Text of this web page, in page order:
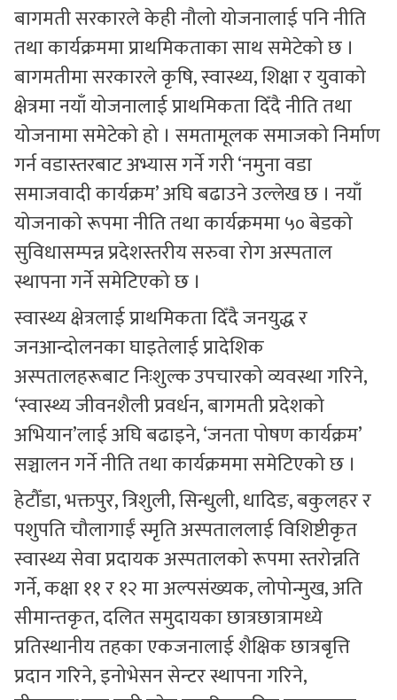
बागमती सरकारले केही नौलो योजनालाई पनि नीति
तथा कार्यक्रममा प्राथमिकताका साथ समेटेको छ ।
बागमतीमा सरकारले कृषि, स्वास्थ्य, शिक्षा र युवाको
क्षेत्रमा नयाँ योजनालाई प्राथमिकता दिँदै नीति तथा
योजनामा समेटेको हो । समतामूलक समाजको निर्माण
गर्न वडास्तरबाट अभ्यास गर्ने गरी ‘नमुना वडा
समाजवादी कार्यक्रम’ अघि बढाउने उल्लेख छ । नयाँ
योजनाको रूपमा नीति तथा कार्यक्रममा ५० बेडको
सुविधासम्पन्न प्रदेशस्तरीय सरुवा रोग अस्पताल
स्थापना गर्ने समेटिएको छ ।
स्वास्थ्य क्षेत्रलाई प्राथमिकता दिँदै जनयुद्ध र
जनआन्दोलनका घाइतेलाई प्रादेशिक
अस्पतालहरूबाट निःशुल्क उपचारको व्यवस्था गरिने,
‘स्वास्थ्य जीवनशैली प्रवर्धन, बागमती प्रदेशको
अभियान’लाई अघि बढाइने, ‘जनता पोषण कार्यक्रम’
सञ्चालन गर्ने नीति तथा कार्यक्रममा समेटिएको छ ।
हेटौँडा, भक्तपुर, त्रिशुली, सिन्धुली, धादिङ, बकुलहर र
पशुपति चौलागाईं स्मृति अस्पताललाई विशिष्टीकृत
स्वास्थ्य सेवा प्रदायक अस्पतालको रूपमा स्तरोन्नति
गर्ने, कक्षा ११ र १२ मा अल्पसंख्यक, लोपोन्मुख, अति
सीमान्तकृत, दलित समुदायका छात्रछात्रामध्ये
प्रतिस्थानीय तहका एकजनालाई शैक्षिक छात्रबृत्ति
प्रदान गरिने, इनोभेसन सेन्टर स्थापना गरिने,